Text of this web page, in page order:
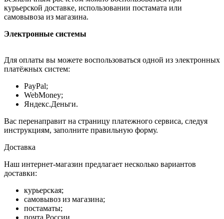
курьерской доставке, использовании постамата или
самовывоза из магазина.
Электронные системы
Для оплаты вы можете воспользоваться одной из электронных
платёжных систем:
PayPal;
WebMoney;
Яндекс.Деньги.
Вас перенаправит на страницу платежного сервиса, следуя
инструкциям, заполните правильную форму.
Доставка
Наш интернет-магазин предлагает несколько вариантов
доставки:
курьерская;
самовывоз из магазина;
постаматы;
почта России.